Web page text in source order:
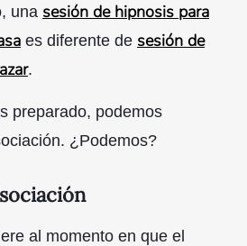
una sesión de hipnosis para
es diferente de sesión de
.
preparado, podemos
¿Podemos?
al momento en que el